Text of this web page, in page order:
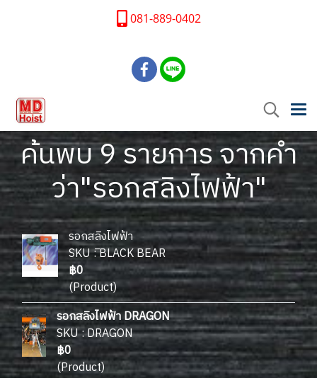
081-889-0402
ค้นพบ 9 รายการ จากคำ
ว่า"รอกสลิงไฟฟ้า"
รอกสลิงไฟฟ้า
SKU : ิBLACK BEAR
฿0
(Product)
รอกสลิงไฟฟ้า DRAGON
SKU : DRAGON
฿0
(Product)